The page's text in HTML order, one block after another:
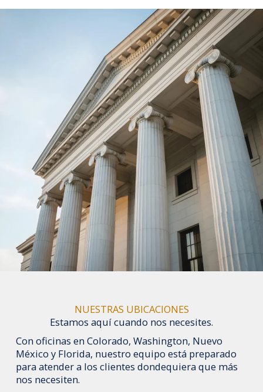
NUESTRAS UBICACIONES
Estamos aquí cuando nos necesites.
Con oficinas en Colorado, Washington, Nuevo
México y Florida, nuestro equipo está preparado
para atender a los clientes dondequiera que más
nos necesiten.